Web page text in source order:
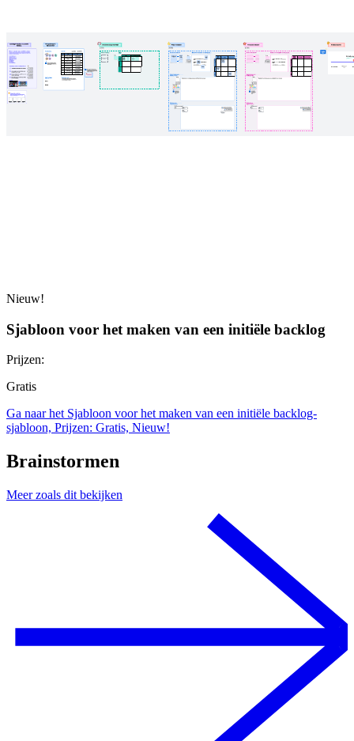
Nieuw!
Sjabloon voor het maken van een initiële backlog
Prijzen:
Gratis
Ga naar het Sjabloon voor het maken van een initiële backlog-
sjabloon, Prijzen: Gratis, Nieuw!
Brainstormen
Meer zoals dit bekijken